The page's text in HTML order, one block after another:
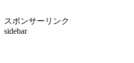
スポンサーリンク
sidebar